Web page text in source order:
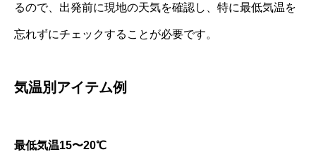
るので、出発前に現地の天気を確認し、特に最低気温を
忘れずにチェックすることが必要です。
気温別アイテム例
最低気温15〜20℃